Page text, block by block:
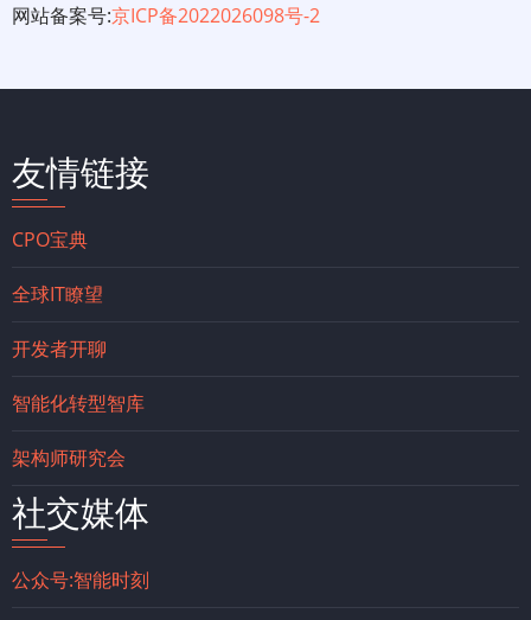
网站备案号:京ICP备2022026098号-2
友情链接
CPO宝典
全球IT瞭望
开发者开聊
智能化转型智库
架构师研究会
社交媒体
公众号:智能时刻